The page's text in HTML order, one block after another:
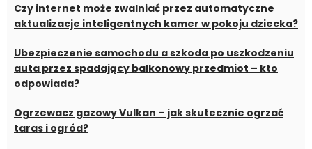
Czy internet może zwalniać przez automatyczne
aktualizacje inteligentnych kamer w pokoju dziecka?
Ubezpieczenie samochodu a szkoda po uszkodzeniu
auta przez spadający balkonowy przedmiot – kto
odpowiada?
Ogrzewacz gazowy Vulkan – jak skutecznie ogrzać
taras i ogród?